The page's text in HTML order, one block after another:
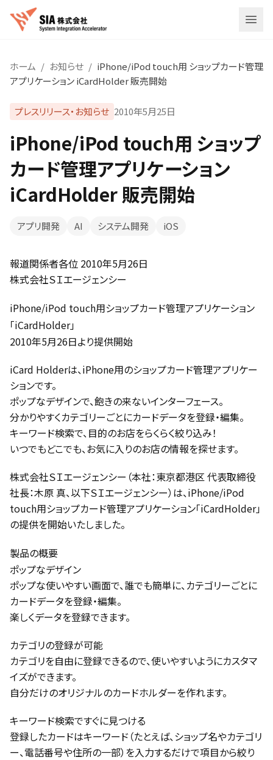
メニ
ホーム / お知らせ / iPhone/iPod touch用 ショップカード管理
アプリケーション iCardHolder 販売開始
プレスリリース・お知らせ 2010年5月25日
iPhone/iPod touch用 ショップ
カード管理アプリケーション
iCardHolder 販売開始
アプリ開発 AI システム開発 iOS
報道関係者各位 2010年5月26日
株式会社ＳＩエージェンシー
iPhone/iPod touch用ショップカード管理アプリケーション
「iCardHolder」
2010年5月26日より提供開始
iCard Holderは、iPhone用のショップカード管理アプリケー
ションです。
ポップなデザインで、飽きの来ないインターフェース。
分かりやすくカテゴリーごとにカードデータを登録・編集。
キーワード検索で、目的のお店をらくらく絞り込み！
いつでもどこでも、お気に入りのお店の情報を探せます。
株式会社ＳＩエージェンシー（本社：東京都港区 代表取締役
社長：木原 真、以下ＳＩエージェンシー）は、iPhone/iPod
touch用ショップカード管理アプリケーション「iCardHolder」
の提供を開始いたしました。
製品の概要
ポップなデザイン
ポップな使いやすい画面で、誰でも簡単に、カテゴリーごとに
カードデータを登録・編集。
楽しくデータを登録できます。
カテゴリの登録が可能
カテゴリを自由に登録できるので、使いやすいようにカスタマ
イズができます。
自分だけのオリジナルのカードホルダーを作れます。
キーワード検索ですぐに見つける
登録したカードはキーワード（たとえば、ショップ名やカテゴリ
ー、電話番号や住所の一部）を入力するだけで項目から絞り